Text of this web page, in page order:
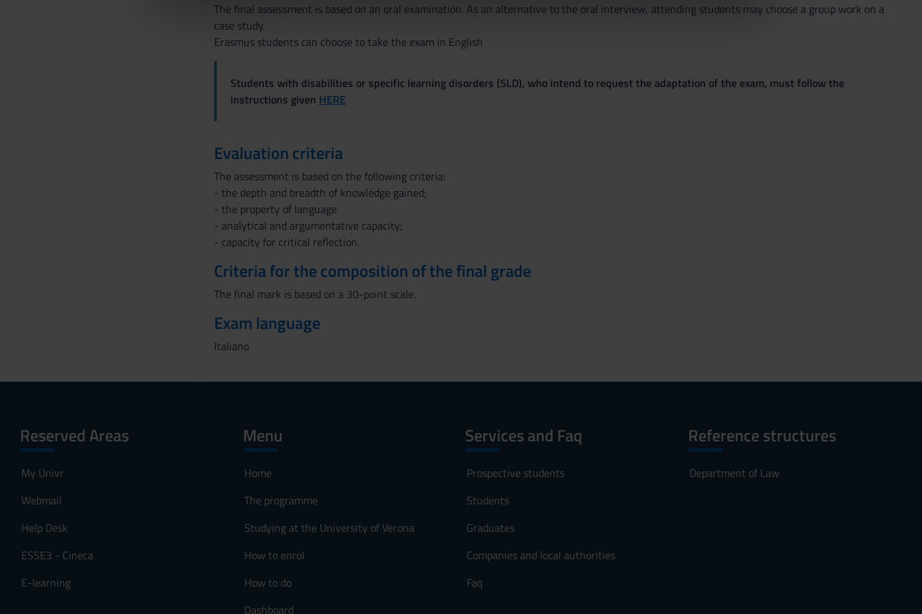
di analisi dei dati web, pubblicità e social media, i quali potrebbero combinarle con altre informazioni che hai fornito loro o
che hanno raccolto dal tuo utilizzo dei loro servizi.
The final assessment is based on an oral examination. As an alternative to the oral interview, attending students may choose a group work on a
case study.
Erasmus students can choose to take the exam in English
Students with disabilities or specific learning disorders (SLD), who intend to request the adaptation of the exam, must follow the
instructions given HERE
Evaluation criteria
The assessment is based on the following criteria:
- the depth and breadth of knowledge gained;
- the property of language
- analytical and argumentative capacity;
- capacity for critical reflection.
Criteria for the composition of the final grade
The final mark is based on a 30-point scale.
Exam language
Italiano
Reserved Areas
My Univr
Webmail
Help Desk
ESSE3 - Cineca
E-learning
Menu
Home
The programme
Studying at the University of Verona
How to enrol
How to do
Dashboard
Services and Faq
Prospective students
Students
Graduates
Companies and local authorities
Faq
Reference structures
Department of Law